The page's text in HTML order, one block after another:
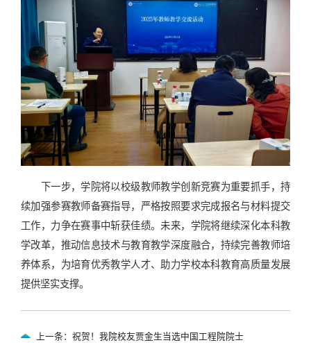
下一步，学院将以校级教师教学创新竞赛为重要抓手，持
续加强参赛教师备赛指导，严格按照要求完成报名与材料提交
工作，力争在赛事中斩获佳绩。未来，学院将继续深化本科教
学改革，推动信息技术与教育教学深度融合，持续完善教师培
养体系，为培育优秀教学人才、助力学校本科教育高质量发展
提供坚实支撑。
上一条：祝贺！我院校友贾金生当选中国工程院院士